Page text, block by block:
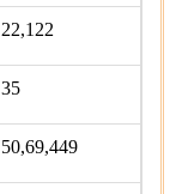
22,122
35
50,69,449